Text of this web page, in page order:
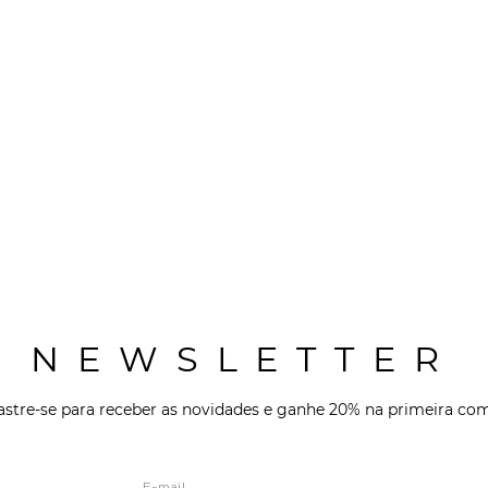
NEWSLETTER
se para receber as novidades e ganhe 20% na primeira